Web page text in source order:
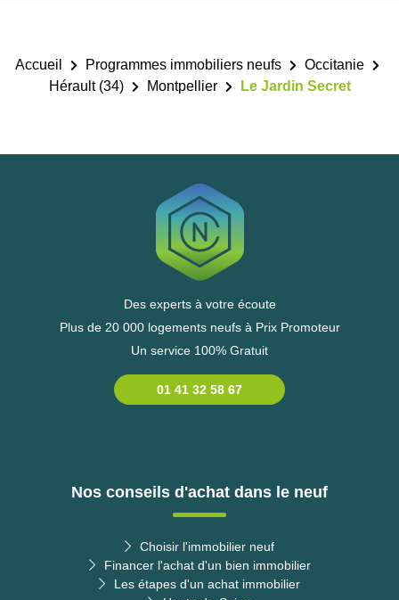
Accueil Programmes immobiliers neufs
Occitanie
Hérault (34)
Montpellier Le Jardin Secret
Des experts à votre écoute
Plus de 20 000 logements neufs à Prix Promoteur
Un service 100% Gratuit
01 41 32 58 67
Nos conseils d'achat dans le neuf
Choisir l'immobilier neuf
Financer l'achat d'un bien immobilier
Les étapes d'un achat immobilier